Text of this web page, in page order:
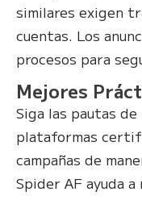
similares exigen
cuentas. Los
procesos para
Mejores
Siga las pautas de
plataformas
campañas de
Spider AF ayuda